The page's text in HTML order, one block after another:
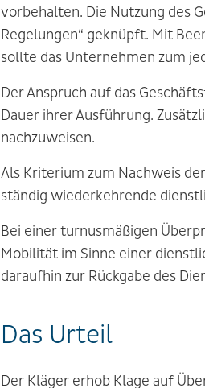
vorbehalten. Die Nutzung des
Regelungen“ geknüpft. Mit
sollte das Unternehmen zum
Der Anspruch auf das
Dauer ihrer Ausführung.
nachzuweisen.
Als Kriterium zum Nachweis
ständig wiederkehrende
Bei einer turnusmäßigen
Mobilität im Sinne einer
daraufhin zur Rückgabe des
Das Urteil
Der Kläger erhob Klage auf